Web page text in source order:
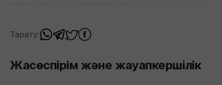
Тарату:
Жасөспірім және жауапкершілік